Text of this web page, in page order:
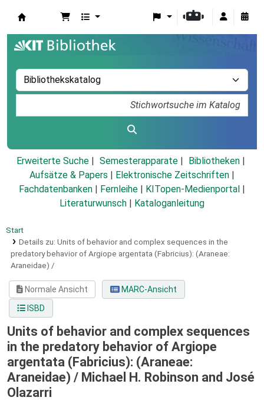
Erweiterte Suche Semesterapparate
Bibliotheken
Aufsätze & Papers
Elektronische Zeitschriften
Fachdatenbanken
Fernleihe KITopen-Medienportal
Literaturwunsch
Kataloganleitung
Start
Details zu: Units of behavior and complex sequences in the
predatory behavior of Argiope argentata (Fabricius): (Araneae:
Araneidae) /
Normale Ansicht
MARC-Ansicht
ISBD
Units of behavior and complex sequences
in the predatory behavior of Argiope
argentata (Fabricius): (Araneae:
Araneidae) / Michael H. Robinson and José
Olazarri